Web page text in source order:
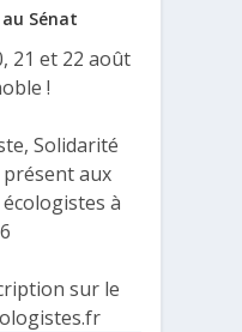
Sénat
21 et 22 août
!
Solidarité
aux
écologistes à
sur le